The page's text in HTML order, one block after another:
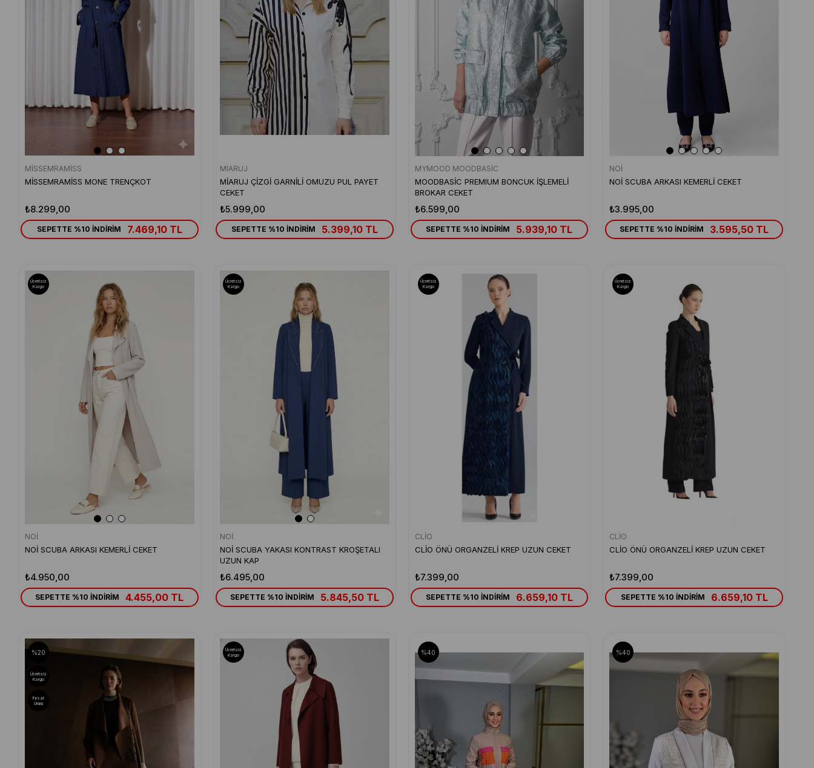
MİSSEMRAMİSS
MİSSEMRAMİSS MONE TRENÇKOT
₺8.299,00
SEPETTE %10 İNDİRİM 7.469,10 TL
MIARUJ
MİARUJ ÇİZGİ GARNİLİ OMUZU PUL PAYET
CEKET
₺5.999,00
SEPETTE %10 İNDİRİM 5.399,10 TL
MYMOOD MOODBASİC
MOODBASİC PREMIUM BONCUK İŞLEMELİ
BROKAR CEKET
₺6.599,00
SEPETTE %10 İNDİRİM 5.939,10 TL
NOİ
NOİ SCUBA ARKASI KEMERLİ CEKET
₺3.995,00
SEPETTE %10 İNDİRİM 3.595,50 TL
NOİ
NOİ SCUBA ARKASI KEMERLİ CEKET
₺4.950,00
Ücretsiz
Kargo
SEPETTE %10 İNDİRİM 4.455,00 TL
NOİ
NOİ SCUBA YAKASI KONTRAST KROŞETALI
UZUN KAP
₺6.495,00
Ücretsiz
Kargo
SEPETTE %10 İNDİRİM 5.845,50 TL
CLİO
CLİO ÖNÜ ORGANZELİ KREP UZUN CEKET
₺7.399,00
Ücretsiz
Kargo
SEPETTE %10 İNDİRİM 6.659,10 TL
CLİO
CLİO ÖNÜ ORGANZELİ KREP UZUN CEKET
₺7.399,00
Ücretsiz
Kargo
SEPETTE %10 İNDİRİM 6.659,10 TL
%20
Ücretsiz
Kargo
Fırsat
Ürünü
Ücretsiz
Kargo
%40 %40